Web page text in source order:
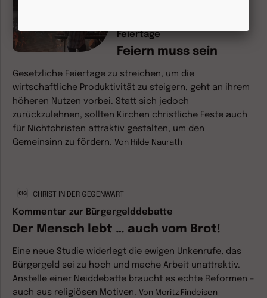
Feiertage
Feiern muss sein
Gesetzliche Feiertage zu streichen, um die
wirtschaftliche Produktivität zu steigern, geht an ihrem
höheren Nutzen vorbei. Statt sich jedoch
zurückzulehnen, sollten Kirchen christliche Feste auch
für Nichtchristen attraktiv gestalten, um den
Gemeinsinn zu fördern. Von Hilde Naurath
CHRIST IN DER GEGENWART
Kommentar zur Bürgergelddebatte
Der Mensch lebt … auch vom Brot!
Eine neue Studie widerlegt die ewigen Unkenrufe, das
Bürgergeld sei zu hoch und mache Arbeit unattraktiv.
Anstelle einer Neiddebatte braucht es echte Reformen –
auch aus religiösen Motiven. Von Moritz Findeisen